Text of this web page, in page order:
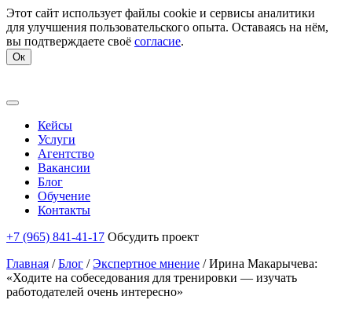
Этот сайт использует файлы cookie и сервисы аналитики
для улучшения пользовательского опыта. Оставаясь на нём,
вы подтверждаете своё согласие.
Ок
Кейсы
Услуги
Агентство
Вакансии
Блог
Обучение
Контакты
+7 (965) 841-41-17 Обсудить проект
Главная /Блог /Экспертное мнение /Ирина Макарычева:
«Ходите на собеседования для тренировки — изучать
работодателей очень интересно»